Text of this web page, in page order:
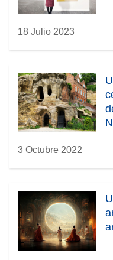
18 Julio 2023
3 Octubre 2022